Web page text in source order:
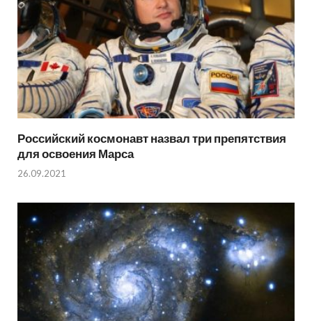
Российский космонавт назвал три препятствия
для освоения Марса
26.09.2021